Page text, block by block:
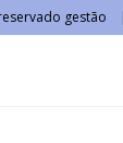
gestão